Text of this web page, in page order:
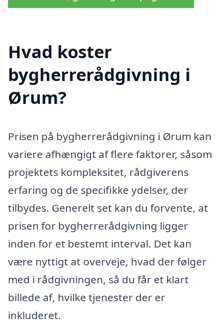
Hvad koster
bygherrerådgivning i
Ørum?
Prisen på bygherrerådgivning i Ørum kan
variere afhængigt af flere faktorer, såsom
projektets kompleksitet, rådgiverens
erfaring og de specifikke ydelser, der
tilbydes. Generelt set kan du forvente, at
prisen for bygherrerådgivning ligger
inden for et bestemt interval. Det kan
være nyttigt at overveje, hvad der følger
med i rådgivningen, så du får et klart
billede af, hvilke tjenester der er
inkluderet.